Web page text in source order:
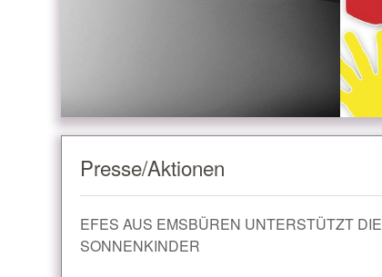
Presse/Aktionen
EFES AUS EMSBÜREN UNTERSTÜTZT DIE
SONNENKINDER